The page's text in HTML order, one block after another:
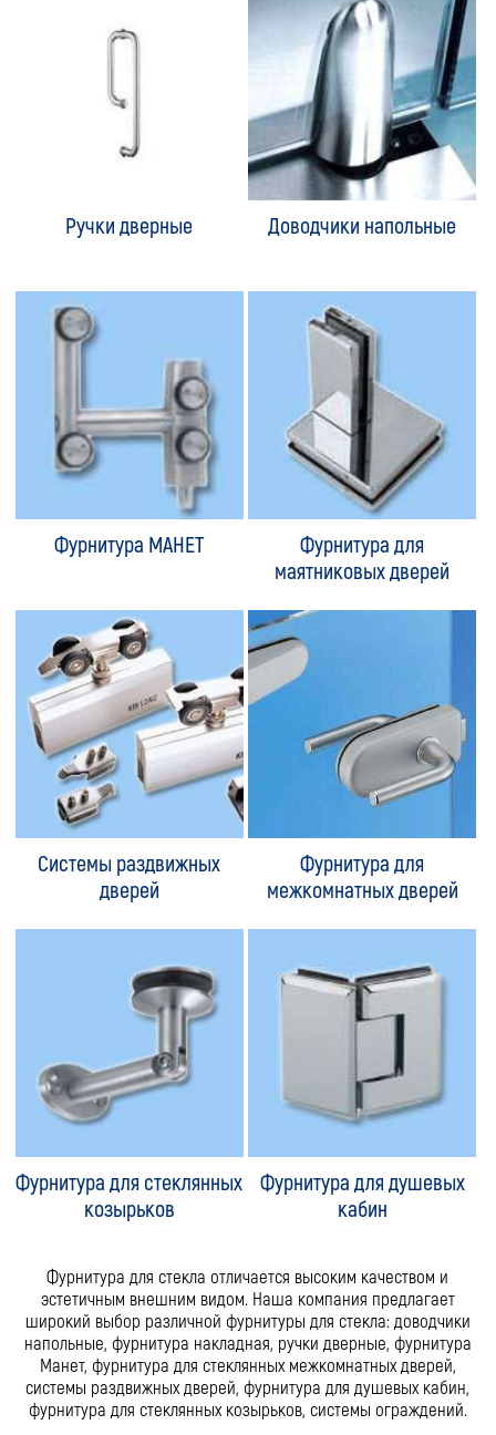
Ручки дверные Доводчики напольные
Фурнитура МАНЕТ
Фурнитура для
маятниковых дверей
Системы раздвижных
дверей
Фурнитура для
межкомнатных дверей
Фурнитура для стеклянных
козырьков
Фурнитура для душевых
кабин
Фурнитура для стекла отличается высоким качеством и
эстетичным внешним видом. Наша компания предлагает
широкий выбор различной фурнитуры для стекла: доводчики
напольные, фурнитура накладная, ручки дверные, фурнитура
Манет, фурнитура для стеклянных межкомнатных дверей,
системы раздвижных дверей, фурнитура для душевых кабин,
фурнитура для стеклянных козырьков, системы ограждений.